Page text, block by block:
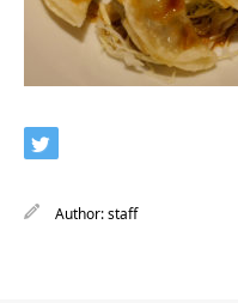
Author:staff